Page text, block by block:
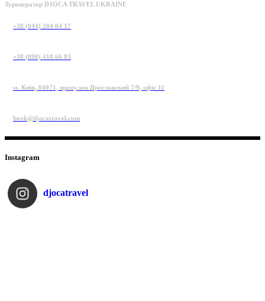
Туроператор DJOCA TRAVEL UKRAINE
+38 (044) 284 04 17
+38 (098) 418 66 83
м. Київ, 04071, провулок Ярославский 7/9, офіс 11
book@djocatravel.com
Instagram
djocatravel